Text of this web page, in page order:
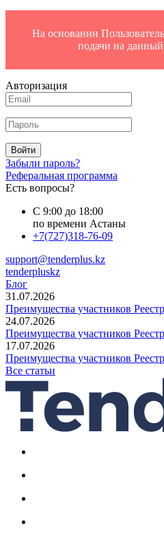
На основании
подачи на данный
Авторизация
Войти
Забыли пароль?
Реферальная программа
Есть вопросы?
С 9:00 до 18:00
по времени Астаны
+7(727)318-76-09
support@tenderplus.kz
tenderpluskz
Блог
31.07.2026
Преимущества участников
24.07.2026
Преимущества участников
17.07.2026
Преимущества участников
Все статьи